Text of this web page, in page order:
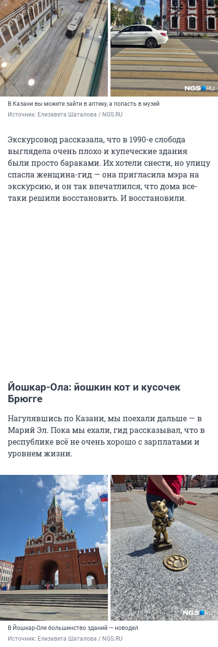
В Казани вы можете зайти в аптеку, а попасть в музей
Источник: Елизавета Шаталова / NGS.RU
Экскурсовод рассказала, что в 1990-е слобода
выглядела очень плохо и купеческие здания
были просто бараками. Их хотели снести, но улицу
спасла женщина-гид — она пригласила мэра на
экскурсию, и он так впечатлился, что дома все-
таки решили восстановить. И восстановили.
Йошкар-Ола: йошкин кот и кусочек
Брюгге
Нагулявшись по Казани, мы поехали дальше — в
Марий Эл. Пока мы ехали, гид рассказывал, что в
республике всё не очень хорошо с зарплатами и
уровнем жизни.
В Йошкар-Оле большинство зданий — новодел
Источник: Елизавета Шаталова / NGS.RU